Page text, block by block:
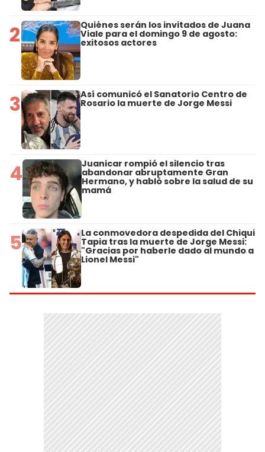
2 Quiénes serán los invitados de Juana
Viale para el domingo 9 de agosto:
exitosos actores
3 Así comunicó el Sanatorio Centro de
Rosario la muerte de Jorge Messi
4 Juanicar rompió el silencio tras
abandonar abruptamente Gran
Hermano, y habló sobre la salud de su
mamá
5 La conmovedora despedida del Chiqui
Tapia tras la muerte de Jorge Messi:
"Gracias por haberle dado al mundo a
Lionel Messi"